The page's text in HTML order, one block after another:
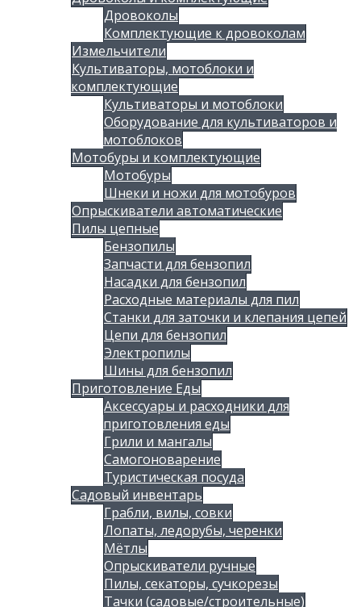
Дровоколы
Комплектующие к дровоколам
Измельчители
Культиваторы, мотоблоки и
комплектующие
Культиваторы и мотоблоки
Оборудование для культиваторов и
мотоблоков
Мотобуры и комплектующие
Мотобуры
Шнеки и ножи для мотобуров
Опрыскиватели автоматические
Пилы цепные
Бензопилы
Запчасти для бензопил
Насадки для бензопил
Расходные материалы для пил
Станки для заточки и клепания цепей
Цепи для бензопил
Электропилы
Шины для бензопил
Приготовление Еды
Аксессуары и расходники для
приготовления еды
Грили и мангалы
Самогоноварение
Туристическая посуда
Садовый инвентарь
Грабли, вилы, совки
Лопаты, ледорубы, черенки
Мётлы
Опрыскиватели ручные
Пилы, секаторы, сучкорезы
Тачки (садовые/строительные)